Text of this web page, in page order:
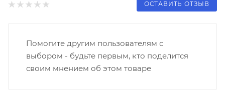
ОСТАВИТЬ ОТЗЫВ
Помогите другим пользователям с
выбором - будьте первым, кто поделится
своим мнением об этом товаре